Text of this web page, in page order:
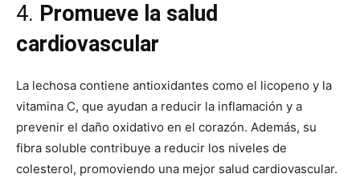
4. Promueve la salud
cardiovascular
La lechosa contiene antioxidantes como el licopeno y la
vitamina C, que ayudan a reducir la inflamación y a
prevenir el daño oxidativo en el corazón. Además, su
fibra soluble contribuye a reducir los niveles de
colesterol, promoviendo una mejor salud cardiovascular.